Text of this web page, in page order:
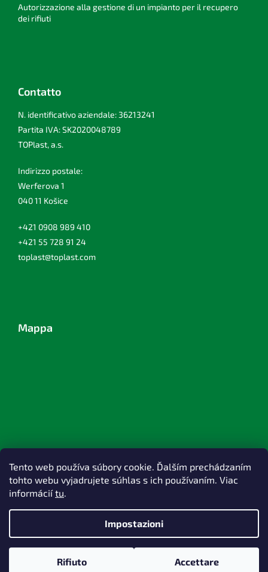
Tento web používa súbory cookie. Ďalším prechádzaním
tohto webu vyjadrujete súhlas s ich používaním. Viac
informáciítu.
Impostazioni
Rifiuto Accettare
Autorizzazione alla gestione di un impianto per il recupero
dei rifiuti
Contatto
N. identificativo aziendale: 36213241
Partita IVA: SK2020048789
TOPlast, a.s.
Indirizzo postale:
Werferova 1
040 11 Košice
+421 0908 989 410
+421 55 728 91 24
toplast@toplast.com
Mappa
Creato da Shoptet
Copyright 2026 . Tutti i diritti riservati.